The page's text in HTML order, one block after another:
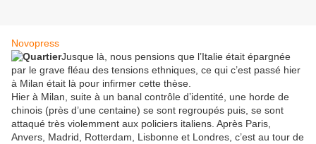
Novopress
Jusque là, nous pensions que l’Italie était épargnée
par le grave fléau des tensions ethniques, ce qui c’est passé hier
à Milan était là pour infirmer cette thèse.
Hier à Milan, suite à un banal contrôle d’identité, une horde de
chinois (près d’une centaine) se sont regroupés puis, se sont
attaqué très violemment aux policiers italiens. Après Paris,
Anvers, Madrid, Rotterdam, Lisbonne et Londres, c’est au tour de